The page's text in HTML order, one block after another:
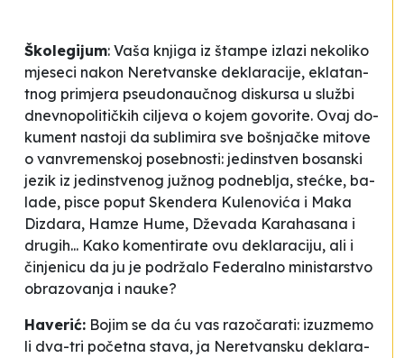
Ško­le­gi­jum: Va­ša knji­ga iz štam­pe izla­zi ne­ko­li­ko
mje­se­ci na­kon Ne­re­tvan­ske de­kla­ra­ci­je, ekla­tan­
tnog pri­mje­ra pse­udo­naučnog dis­kur­sa u službi
dne­vno­po­li­tičkih ci­lje­va o ko­jem govo­ri­te. Ovaj do­
ku­ment nas­to­ji da su­bli­mi­ra sve boš­njačke mi­to­ve
o van­vre­men­skoj posebnos­ti: je­din­stven bo­san­ski
je­zik iz je­din­stve­nog južnog po­dne­blja, stećke, ba­
la­de, pisce po­put Sken­de­ra Ku­le­no­vića i Ma­ka
Diz­da­ra, Ham­ze Hu­me, Dževa­da Ka­ra­ha­sa­na i
drugih... Ka­ko ko­men­ti­ra­te ovu de­kla­ra­ci­ju, ali i
činje­ni­cu da ju je podržalo Fe­de­ral­no ministar­stvo
obra­zo­va­nja i na­uke?
Ha­ve­rić: Bo­jim se da ću vas ra­zočara­ti: izu­zme­mo
li dva-tri poče­tna sta­va, ja Ne­re­tvan­sku de­kla­ra­